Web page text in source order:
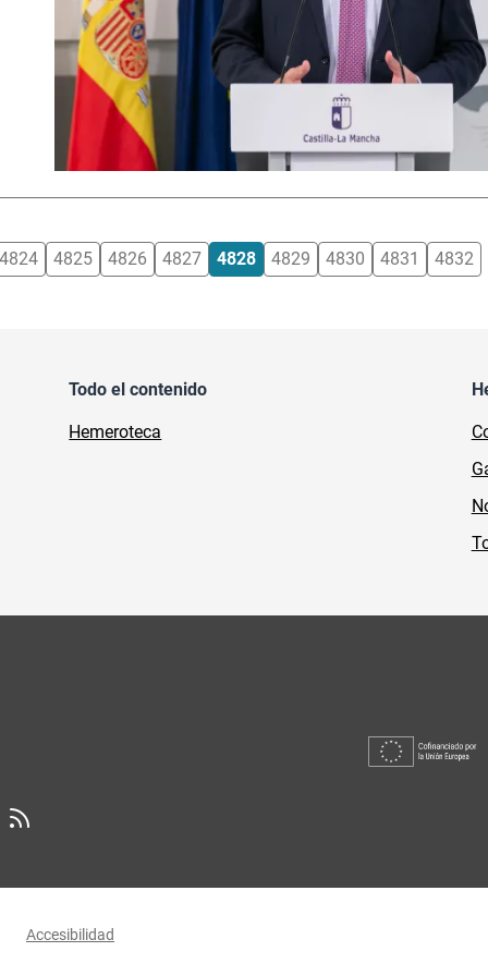
4825 4826 4827 4828 4829 4830 4831 4832
Todo el contenido
Hemeroteca
Accesibilidad